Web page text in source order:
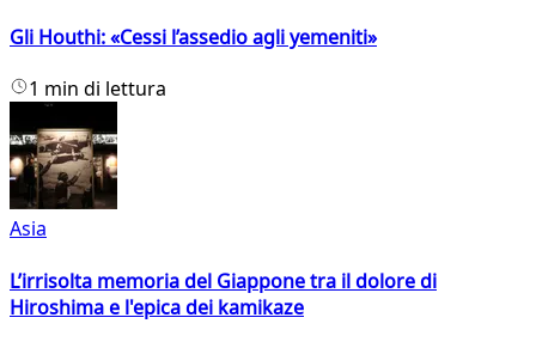
Gli Houthi: «Cessi l’assedio agli yemeniti»
1 min di lettura
Asia
L’irrisolta memoria del Giappone tra il dolore di
Hiroshima e l'epica dei kamikaze